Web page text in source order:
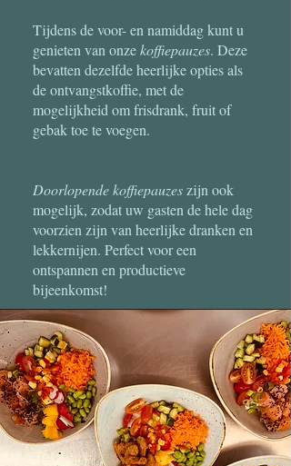
Tijdens de voor- en namiddag kunt u
genieten van onzekoffiepauzes. Deze
bevatten dezelfde heerlijke opties als
de ontvangstkoffie, met de
mogelijkheid om frisdrank, fruit of
gebak toe te voegen.
Doorlopende koffiepauzes zijn ook
mogelijk, zodat uw gasten de hele dag
voorzien zijn van heerlijke dranken en
lekkernijen. Perfect voor een
ontspannen en productieve
bijeenkomst!